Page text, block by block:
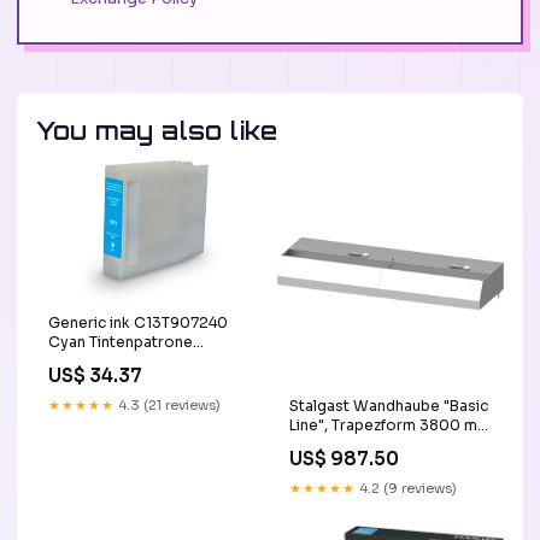
You may also like
Generic ink C13T907240
Cyan Tintenpatrone
Seiten – für Epson
WorkForce Pro WF-6090
base-discountable
US$ 34.37
★★★★★ 4.3 (21 reviews)
Stalgast Wandhaube "Basic
Line", Trapezform 3800 mm
x 1000 mm mit
Flammschutzfilter Typ B OK
US$ 987.50
★★★★★ 4.2 (9 reviews)